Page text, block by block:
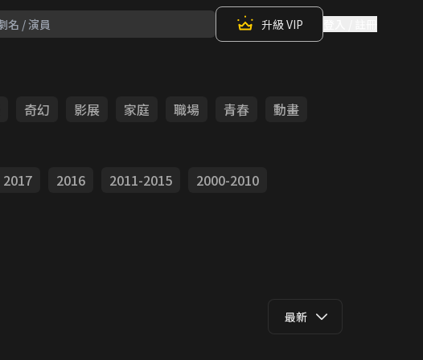
升級 VIP
奇幻 影展 家庭 職場 青春
動畫
2017 2016 2011-2015
2000-2010
最新